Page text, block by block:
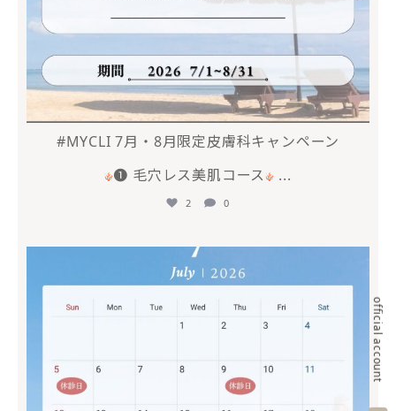
official account
#MYCLI 7月・8月限定皮膚科キャンペーン
❶ 毛穴レス美肌コース
...
2 0
mycli.ebisu
6月 20